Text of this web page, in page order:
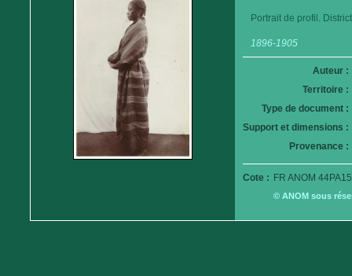
Portrait de profil.
1896-1905
Auteur :
Territoire :
Type de document :
Support et dimensions :
Provenance :
Cote : FR ANOM
© ANOM sous